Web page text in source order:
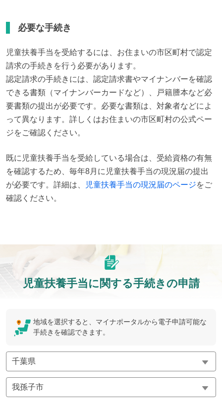
必要な手続き
児童扶養手当を受給するには、お住まいの市区町村で認定
請求の手続きを行う必要があります。
認定請求の手続きには、認定請求書やマイナンバーを確認
できる書類（マイナンバーカードなど）、戸籍謄本など必
要書類の提出が必要です。必要な書類は、対象者などによ
って異なります。詳しくはお住まいの市区町村の公式ペー
ジをご確認ください。
既に児童扶養手当を受給している場合は、受給資格の有無
を確認するため、毎年8月に児童扶養手当の現況届の提出
が必要です。詳細は、
児童扶養手当の現況届のページをご
確認ください。
児童扶養手当に関する手続きの申請
地域を選択すると、マイナポータルから電子申請可能な
手続きを確認できます。